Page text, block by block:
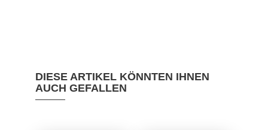
DIESE ARTIKEL KÖNNTEN IHNEN
AUCH GEFALLEN